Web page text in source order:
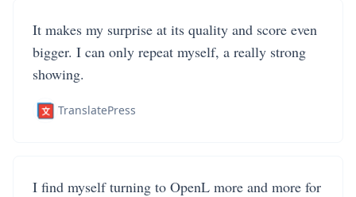
It makes my surprise at its quality and score even
bigger. I can only repeat myself, a really strong
showing.
TranslatePress
I find myself turning to OpenL more and more for